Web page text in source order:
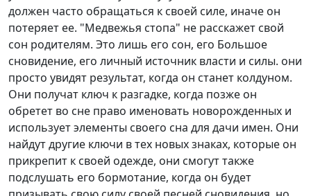
должен часто обращаться к своей силе, иначе он
потеряет ее. "Медвежья стопа" не расскажет свой
сон родителям. Это лишь его сон, его Большое
сновидение, его личный источник власти и силы. они
просто увидят результат, когда он станет колдуном.
Они получат ключ к разгадке, когда позже он
обретет во сне право именовать новорожденных и
использует элементы своего сна для дачи имен. Они
найдут другие ключи в тех новых знаках, которые он
прикрепит к своей одежде, они смогут также
подслушать его бормотание, когда он будет